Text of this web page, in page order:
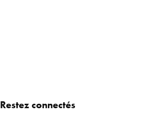
Restez connectés